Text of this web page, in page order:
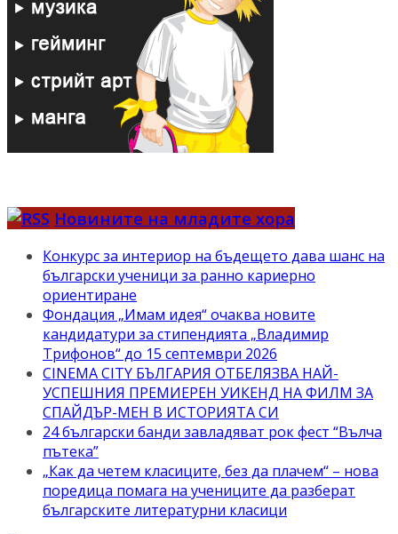
Новините на младите хора
Конкурс за интериор на бъдещето дава шанс на
български ученици за ранно кариерно
ориентиране
Фондация „Имам идея“ очаква новите
кандидатури за стипендията „Владимир
Трифонов“ до 15 септември 2026
CINEMA CITY БЪЛГАРИЯ ОТБЕЛЯЗВА НАЙ-
УСПЕШНИЯ ПРЕМИЕРЕН УИКЕНД НА ФИЛМ ЗА
СПАЙДЪР-МЕН В ИСТОРИЯТА СИ
24 български банди завладяват рок фест “Вълча
пътека”
„Как да четем класиците, без да плачем“ – нова
поредица помага на учениците да разберат
българските литературни класици